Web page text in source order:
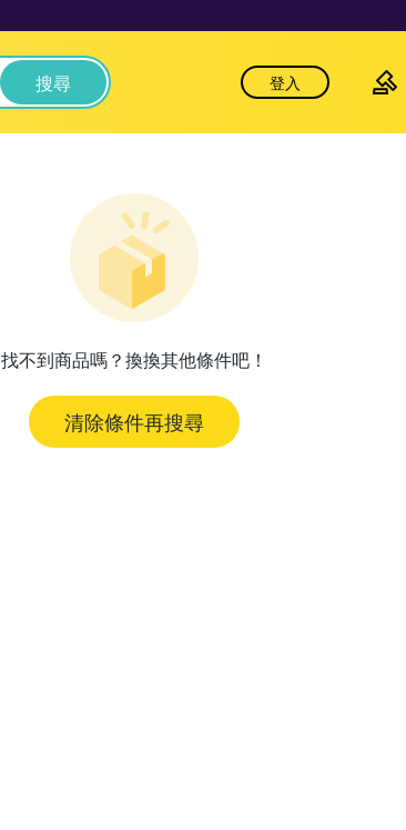
搜尋 登入
找不到商品嗎？換換其他條件吧！
清除條件再搜尋